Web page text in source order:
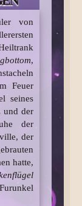
von
,
Feuer
seines
und der
der
der
hatte,